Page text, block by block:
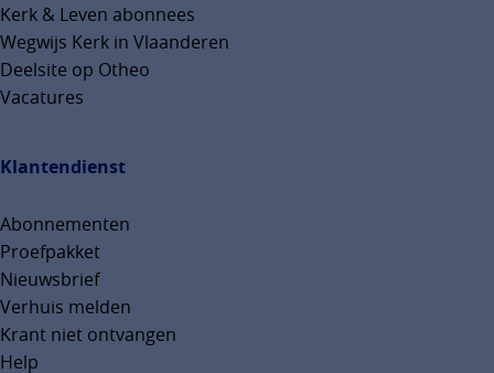
Kerk & Leven abonnees
Wegwijs Kerk in Vlaanderen
Deelsite op Otheo
Vacatures
Klantendienst
Abonnementen
Proefpakket
Nieuwsbrief
Verhuis melden
Krant niet ontvangen
Help